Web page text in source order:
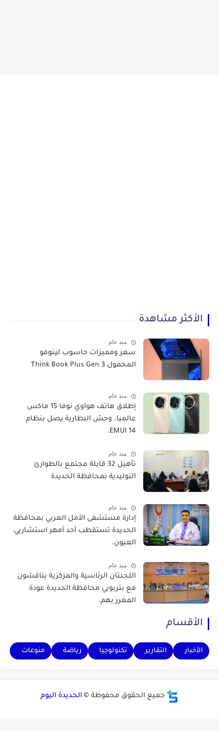
الأكثر مشاهدة
منذ عام
سعر ومميزات حاسوب لينوفو
المحمول Think Book Plus Gen 3
منذ عام
​إطلاق هاتف هواوي نوفا 15 ماكس
عالميا. وحش البطارية يصل بنظام
EMUI 14.
منذ عام
تأهيل 32 قابلة مجتمع بالطوارئ
التوليدية بمحافظة الحديدة
منذ عام
إدارة مستشفى الأمل العربي بمحافظة
الحديدة تستقطب أحد أمهر استشاريي
العيون.
منذ عام
اللجنتان الرئاسية والمركزية يناقشون
مع بتربويي محافظة الحديدة عودة
المغرر بهم.
الأقسام
الأخبار التقارير تكنولوجيا رياضة منوعات
جميع الحقوق محفوظة © الحديدة اليوم